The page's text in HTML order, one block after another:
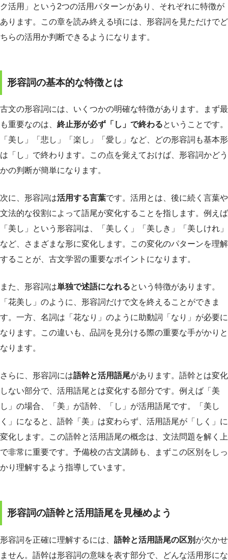
ク活用」という2つの活用パターンがあり、それぞれに特徴が
あります。この章を読み終える頃には、形容詞を見ただけでど
ちらの活用か判断できるようになります。
形容詞の基本的な特徴とは
古文の形容詞には、いくつかの明確な特徴があります。まず最
も重要なのは、 終止形が必ず「し」で終わるということです。
「美し」「悲し」「楽し」「愛し」など、どの形容詞も基本形
は「し」で終わります。この点を覚えておけば、形容詞かどう
かの判断が簡単になります。
次に、形容詞は活用する言葉です。活用とは、後に続く言葉や
文法的な役割によって語尾が変化することを指します。例えば
「美し」という形容詞は、「美しく」「美しき」「美しけれ」
など、さまざまな形に変化します。この変化のパターンを理解
することが、古文学習の重要なポイントになります。
また、形容詞は単独で述語になれるという特徴があります。
「花美し」のように、形容詞だけで文を終えることができま
す。一方、名詞は「花なり」のように助動詞「なり」が必要に
なります。この違いも、品詞を見分ける際の重要な手がかりと
なります。
さらに、形容詞には語幹と活用語尾があります。語幹とは変化
しない部分で、活用語尾とは変化する部分です。例えば「美
し」の場合、「美」が語幹、「し」が活用語尾です。「美し
く」になると、語幹「美」は変わらず、活用語尾が「しく」に
変化します。この語幹と活用語尾の概念は、文法問題を解く上
で非常に重要です。予備校の古文講師も、まずこの区別をしっ
かり理解するよう指導しています。
形容詞の語幹と活用語尾を見極めよう
形容詞を正確に理解するには、 語幹と活用語尾の区別 が欠かせ
ません。語幹は形容詞の意味を表す部分で、どんな活用形にな